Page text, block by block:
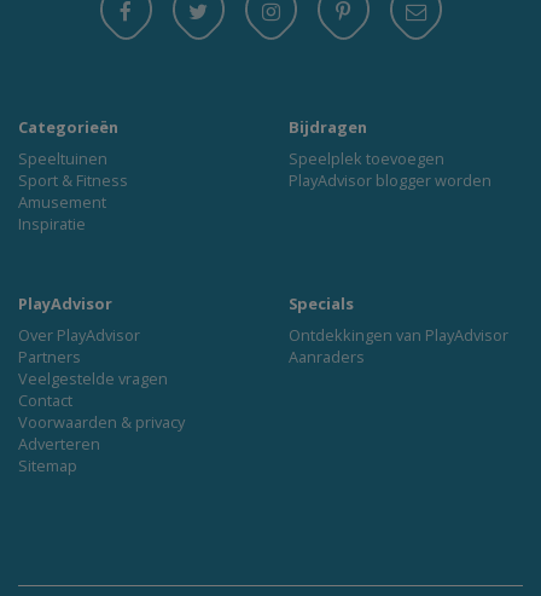
Categorieën
Speeltuinen
Sport & Fitness
Amusement
Inspiratie
Bijdragen
Speelplek toevoegen
PlayAdvisor blogger worden
PlayAdvisor
Over PlayAdvisor
Partners
Veelgestelde vragen
Contact
Voorwaarden & privacy
Adverteren
Sitemap
Specials
Ontdekkingen van PlayAdvisor
Aanraders